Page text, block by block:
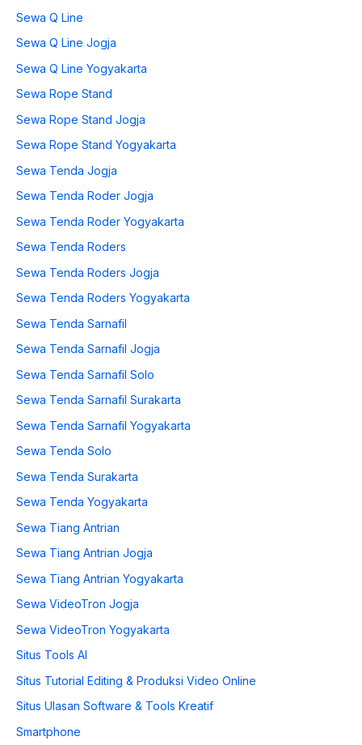
Sewa Q Line
Sewa Q Line Jogja
Sewa Q Line Yogyakarta
Sewa Rope Stand
Sewa Rope Stand Jogja
Sewa Rope Stand Yogyakarta
Sewa Tenda Jogja
Sewa Tenda Roder Jogja
Sewa Tenda Roder Yogyakarta
Sewa Tenda Roders
Sewa Tenda Roders Jogja
Sewa Tenda Roders Yogyakarta
Sewa Tenda Sarnafil
Sewa Tenda Sarnafil Jogja
Sewa Tenda Sarnafil Solo
Sewa Tenda Sarnafil Surakarta
Sewa Tenda Sarnafil Yogyakarta
Sewa Tenda Solo
Sewa Tenda Surakarta
Sewa Tenda Yogyakarta
Sewa Tiang Antrian
Sewa Tiang Antrian Jogja
Sewa Tiang Antrian Yogyakarta
Sewa VideoTron Jogja
Sewa VideoTron Yogyakarta
Situs Tools AI
Situs Tutorial Editing & Produksi Video Online
Situs Ulasan Software & Tools Kreatif
Smartphone